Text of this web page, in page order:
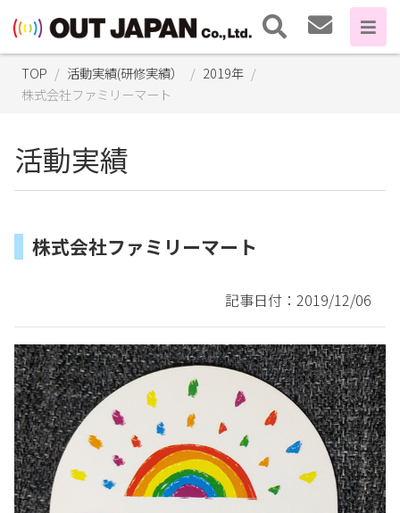
TOP 活動実績(研修実績）
2019年
株式会社ファミリーマート
活動実績
株式会社ファミリーマート
記事日付：2019/12/06